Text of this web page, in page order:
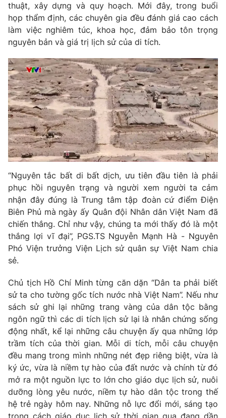
Video Shorts video
VTV Money VTV Thể thao
VTV Sức khoẻ Bất động sản
Thị trường 24h Tấm lòng Việt
VTV4 Vươn mình bằng AI
VTV9 VTV8
Liên hệ tòa soạn English
THỜI BÁO VTV
Theo dõi báo trên
Cơ quan chủ quản:Đài Truyền hình Việt Nam
Cơ quan báo chí:Thời báo VTV
Giấy phép hoạt động báo in và báo điện tử số 483/GP-BTTTT
cấp ngày 29/12/2023
Tổng Biên tập: Vũ Thanh Thủy
Phó Tổng Biên tập:Nguyễn Thị Mỹ Hạnh, Phạm Quốc Thắng,
Nguyễn Trọng Ninh
Tổng đài VTV: 024.38 355 931 - 024.38 355 932
thuật, xây dựng và quy hoạch. Mới đây, trong buổi
họp thẩm định, các chuyên gia đều đánh giá cao cách
làm việc nghiêm túc, khoa học, đảm bảo tôn trọng
nguyên bản và giá trị lịch sử của di tích.
“Nguyên tắc bất di bất dịch, ưu tiên đầu tiên là phải
phục hồi nguyên trạng và người xem người ta cảm
nhận đây đúng là Trung tâm tập đoàn cứ điểm Điện
Biên Phủ mà ngày ấy Quân đội Nhân dân Việt Nam đã
chiến thắng. Chỉ như vậy, chúng ta mới thấy đó là một
thắng lợi vĩ đại”, PGS.TS Nguyễn Mạnh Hà - Nguyên
Phó Viện trưởng Viện Lịch sử quân sự Việt Nam chia
sẻ.
Chủ tịch Hồ Chí Minh từng căn dặn “Dân ta phải biết
sử ta cho tường gốc tích nước nhà Việt Nam”. Nếu như
sách sử ghi lại những trang vàng của dân tộc bằng
ngôn ngữ thì các di tích lịch sử lại là nhân chứng sống
động nhất, kể lại những câu chuyện ấy qua những lớp
trầm tích của thời gian. Mỗi di tích, mỗi câu chuyện
đều mang trong mình những nét đẹp riêng biệt, vừa là
ký ức, vừa là niềm tự hào của đất nước và chính từ đó
mở ra một nguồn lực to lớn cho giáo dục lịch sử, nuôi
dưỡng lòng yêu nước, niềm tự hào dân tộc trong thế
hệ trẻ ngày hôm nay. Những nỗ lực đổi mới, sáng tạo